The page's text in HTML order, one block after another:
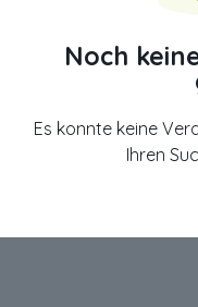
Noch
Es konnte keine
Ihren